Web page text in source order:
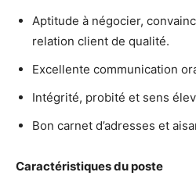
Aptitude à négocier,
relation client de qualité.
Excellente communication
Intégrité, probité et sens
Bon carnet d’adresses et
Caractéristiques du poste